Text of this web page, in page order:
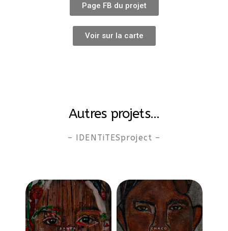
Page FB du projet
Voir sur la carte
Autres projets…
– IDENTiTESproject –
BANYA CHACO